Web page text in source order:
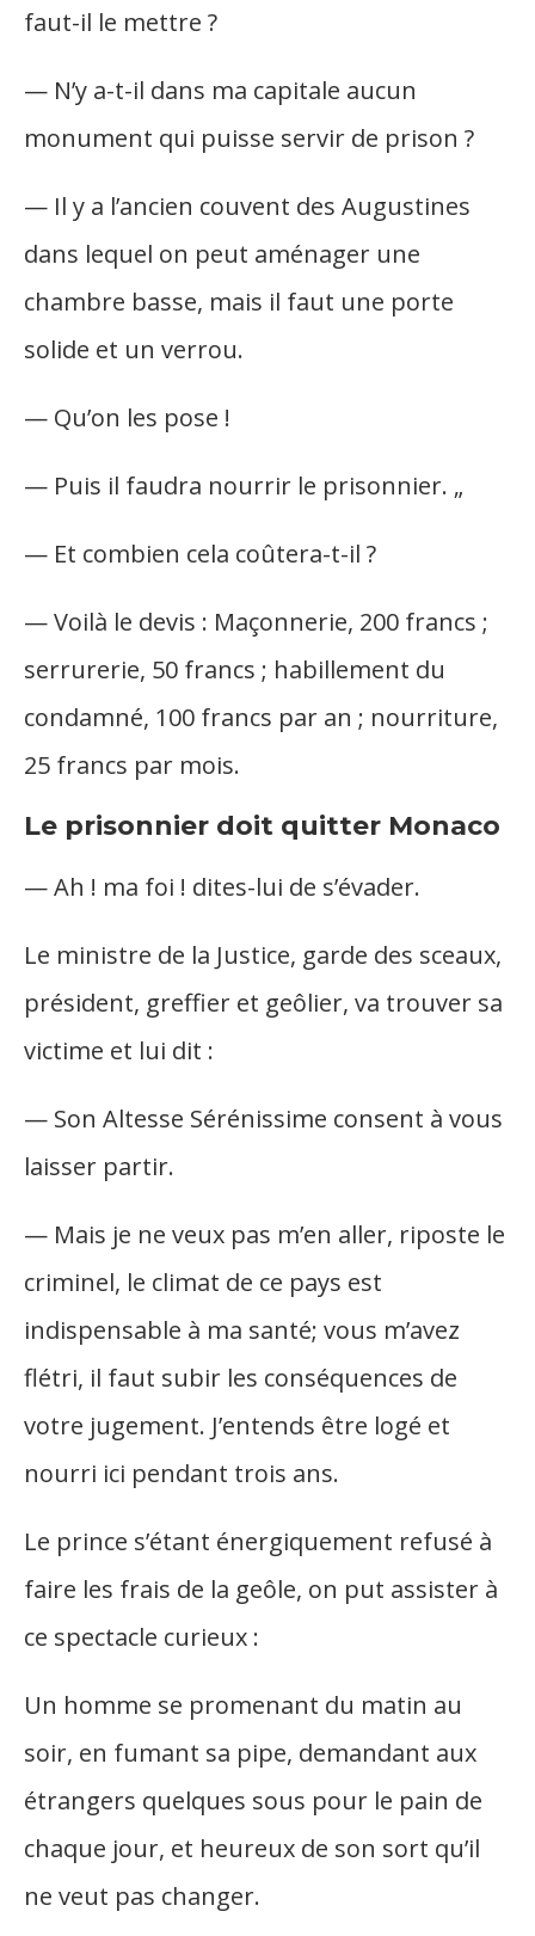
faut-il le mettre ?
— N’y a-t-il dans ma capitale aucun
monument qui puisse servir de prison ?
— Il y a l’ancien couvent des Augustines
dans lequel on peut aménager une
chambre basse, mais il faut une porte
solide et un verrou.
— Qu’on les pose !
— Puis il faudra nourrir le prisonnier. „
— Et combien cela coûtera-t-il ?
— Voilà le devis : Maçonnerie, 200 francs ;
serrurerie, 50 francs ; habillement du
condamné, 100 francs par an ; nourriture,
25 francs par mois.
Le prisonnier doit quitter Monaco
— Ah ! ma foi ! dites-lui de s’évader.
Le ministre de la Justice, garde des sceaux,
président, greffier et geôlier, va trouver sa
victime et lui dit :
— Son Altesse Sérénissime consent à vous
laisser partir.
— Mais je ne veux pas m’en aller, riposte le
criminel, le climat de ce pays est
indispensable à ma santé; vous m’avez
flétri, il faut subir les conséquences de
votre jugement. J’entends être logé et
nourri ici pendant trois ans.
Le prince s’étant énergiquement refusé à
faire les frais de la geôle, on put assister à
ce spectacle curieux :
Un homme se promenant du matin au
soir, en fumant sa pipe, demandant aux
étrangers quelques sous pour le pain de
chaque jour, et heureux de son sort qu’il
ne veut pas changer.